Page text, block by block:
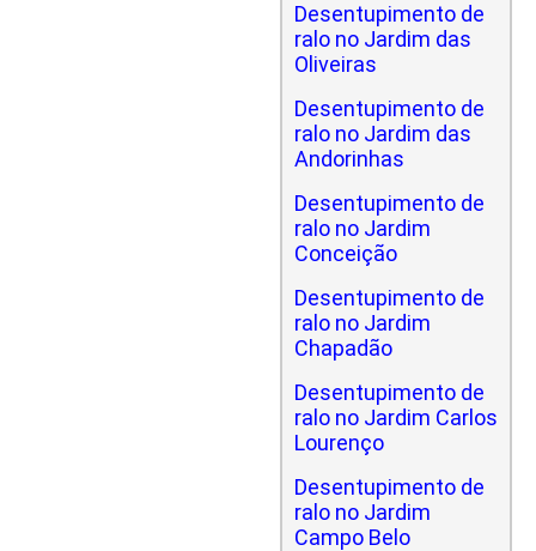
Desentupimento de
ralo no Jardim das
Oliveiras
Desentupimento de
ralo no Jardim das
Andorinhas
Desentupimento de
ralo no Jardim
Conceição
Desentupimento de
ralo no Jardim
Chapadão
Desentupimento de
ralo no Jardim Carlos
Lourenço
Desentupimento de
ralo no Jardim
Campo Belo